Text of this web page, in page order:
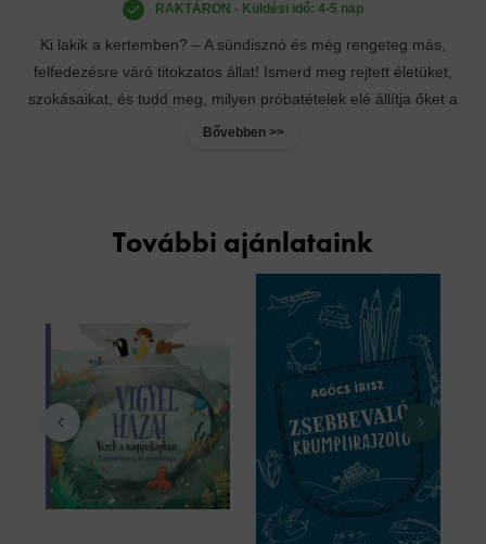
Ki lakik a kertemben? – A sündisznó és még rengeteg más,
felfedezésre váró titokzatos állat! Ismerd meg rejtett életüket,
szokásaikat, és tudd meg, milyen próbatételek elé állítja őket a
természet. Ha...
Bővebben >>
RAKTÁRON - Küldési idő: 4-5 nap
További ajánlataink